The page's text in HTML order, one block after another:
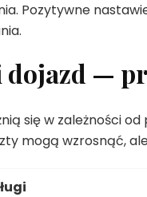
Pozytywne
dojazd —
się w zależności
mogą wzrosnąć,